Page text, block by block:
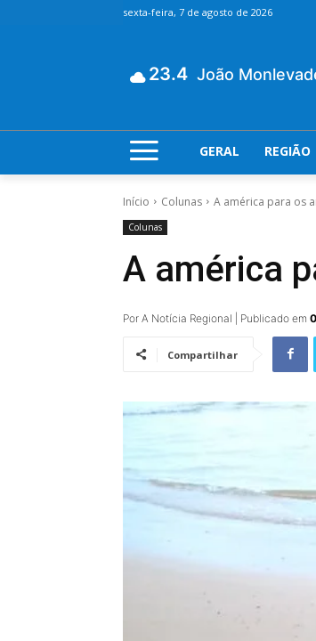
sexta-feira, 7 de agosto de 2026
23.4 João
GERAL REGIÃO
Início Colunas A américa para os
Colunas
A américa
Por A Notícia Regional | Publicado em
Compartilhar